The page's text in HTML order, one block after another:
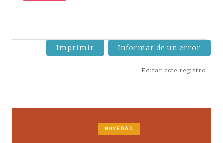
Imprimir Informar de un error
Editar este registro
NOVEDAD